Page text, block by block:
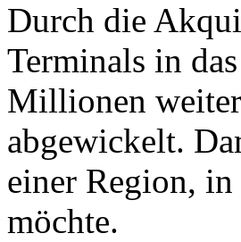
Durch die
Terminals in
Millionen
abgewickelt.
einer Region, in
möchte.